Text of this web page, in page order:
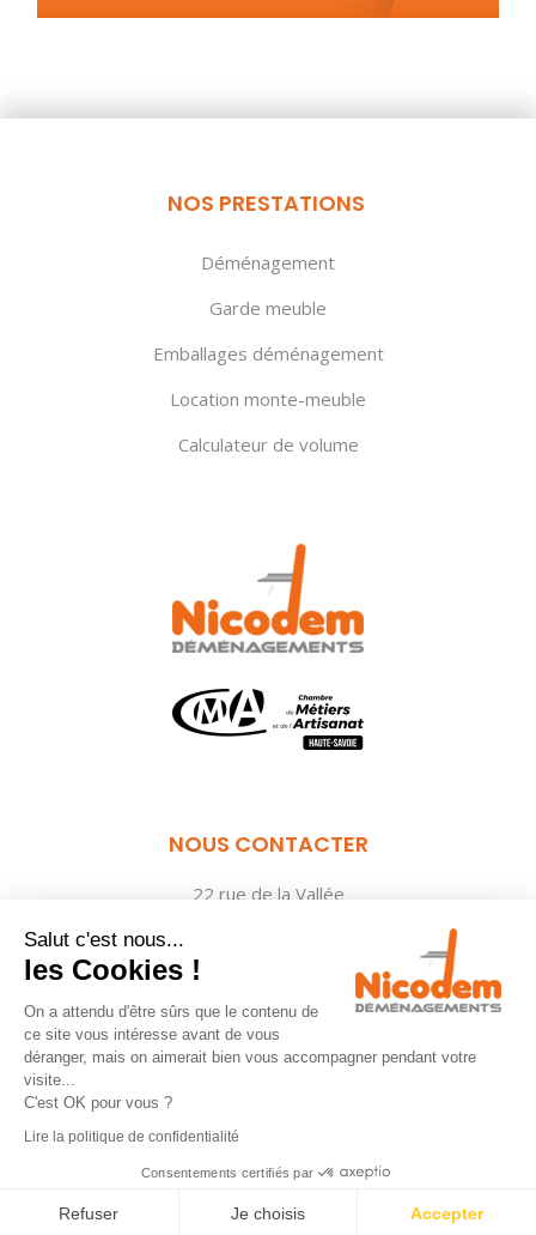
NOS PRESTATIONS
Déménagement
Garde meuble
Emballages déménagement
Location monte-meuble
Calculateur de volume
NOUS CONTACTER
22 rue de la Vallée
nicodem@annecy-demenagement.com
COPYRIGHT © 2026 NICODEM - TOUS DROITS RÉSERVÉS
Salut c'est nous...
les Cookies !
On a attendu d'être sûrs que le contenu de
ce site vous intéresse avant de vous
déranger, mais on aimerait bien vous accompagner pendant votre
visite...
C'est OK pour vous ?
Lire la politique de confidentialité
Consentements certifiés par
Refuser Je choisis Accepter